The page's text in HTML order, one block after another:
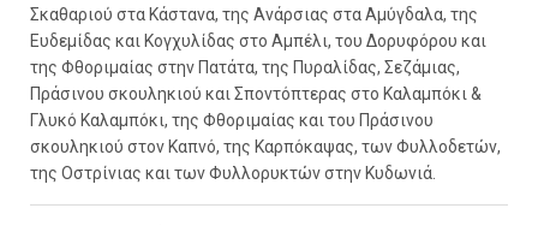
Σκαθαριού στα Κάστανα, της Ανάρσιας στα Αμύγδαλα, της
Ευδεμίδας και Κογχυλίδας στο Αμπέλι, του Δορυφόρου και
της Φθοριμαίας στην Πατάτα, της Πυραλίδας, Σεζάμιας,
Πράσινου σκουληκιού και Σποντόπτερας στο Καλαμπόκι &
Γλυκό Καλαμπόκι, της Φθοριμαίας και του Πράσινου
σκουληκιού στον Καπνό, της Καρπόκαψας, των Φυλλοδετών,
της Οστρίνιας και των Φυλλορυκτών στην Κυδωνιά.